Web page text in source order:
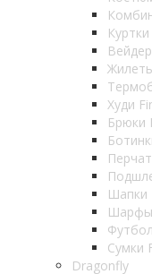
Худи
Брюки
Шапки
Шарфы
Сумки
Dragonfly